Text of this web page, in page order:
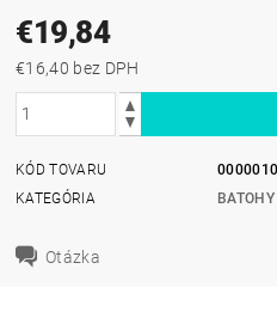
€19,84
€16,40 bez DPH
KÓD TOVARU
KATEGÓRIA
Otázka